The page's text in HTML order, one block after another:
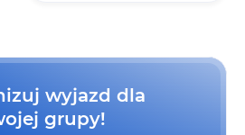
wyjazd dla
grupy!